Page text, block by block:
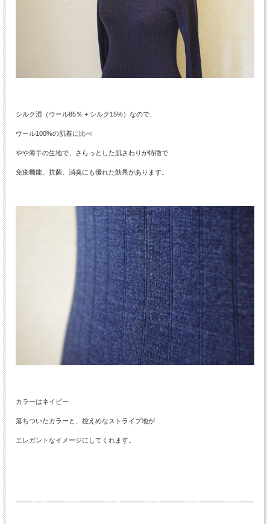
シルク混（ウール85％ + シルク15%）なので、
ウール100%の肌着に比べ
やや薄手の生地で、さらっとした肌さわりが特徴で
免疫機能、抗菌、消臭にも優れた効果があります。
カラーはネイビー
落ちついたカラーと、控えめなストライプ地が
エレガントなイメージにしてくれます。